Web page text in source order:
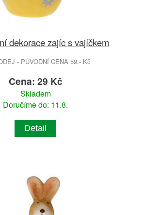
dekorace zajíc s vajíčkem
- PŮVODNÍ CENA 59.- Kč
Cena: 29 Kč
Skladem
Doručíme do: 11.8.
Detail